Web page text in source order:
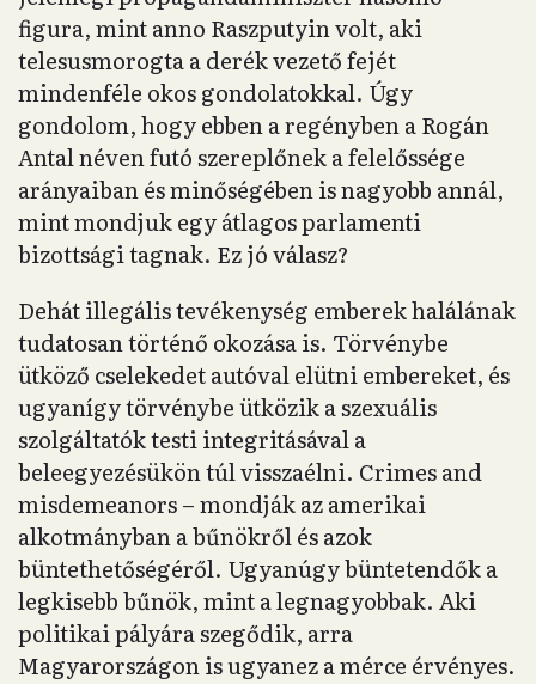
figura, mint anno Raszputyin volt, aki
telesusmorogta a derék vezető fejét
mindenféle okos gondolatokkal. Úgy
gondolom, hogy ebben a regényben a Rogán
Antal néven futó szereplőnek a felelőssége
arányaiban és minőségében is nagyobb annál,
mint mondjuk egy átlagos parlamenti
bizottsági tagnak. Ez jó válasz?
Dehát illegális tevékenység emberek halálának
tudatosan történő okozása is. Törvénybe
ütköző cselekedet autóval elütni embereket, és
ugyanígy törvénybe ütközik a szexuális
szolgáltatók testi integritásával a
beleegyezésükön túl visszaélni. Crimes and
misdemeanors – mondják az amerikai
alkotmányban a bűnökről és azok
büntethetőségéről. Ugyanúgy büntetendők a
legkisebb bűnök, mint a legnagyobbak. Aki
politikai pályára szegődik, arra
Magyarországon is ugyanez a mérce érvényes.